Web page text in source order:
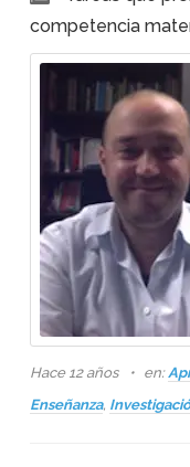
competencia
Hace 12 años en:
Enseñanza,